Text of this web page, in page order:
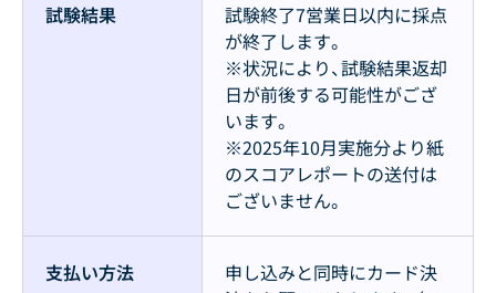
試験結果
試験終了7営業日以内に採点
が終了します。
※状況により、試験結果返却
日が前後する可能性がござ
います。
※2025年10月実施分より紙
のスコアレポートの送付は
ございません。
支払い方法
申し込みと同時にカード決